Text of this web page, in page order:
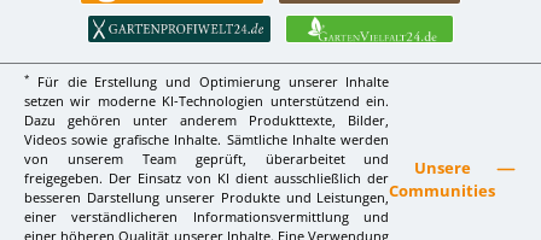
*
Für die Erstellung und Optimierung unserer Inhalte
setzen wir moderne KI-Technologien unterstützend ein.
Dazu gehören unter anderem Produkttexte, Bilder,
Videos sowie grafische Inhalte. Sämtliche Inhalte werden
von unserem Team geprüft, überarbeitet und
freigegeben. Der Einsatz von KI dient ausschließlich der
besseren Darstellung unserer Produkte und Leistungen,
einer verständlicheren Informationsvermittlung und
einer höheren Qualität unserer Inhalte. Eine Verwendung
Unsere
Communities